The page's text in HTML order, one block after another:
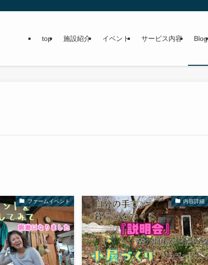
top 施設紹介 イベント サービス内容 Blog
ファームイベント 内容詳細